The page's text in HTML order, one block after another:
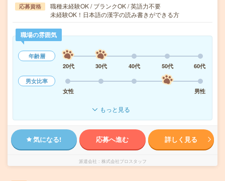
応募資格
職種未経験OK / ブランクOK / 英語力不要
未経験OK！日本語の漢字の読み書きができる方
職場の雰囲気
年齢層
20代
30代 40代 50代
60代
男女比率
女性
男性
もっと見る
気になる! 応募へ進む 詳しく見る
派遣会社 株式会社プロスタッフ